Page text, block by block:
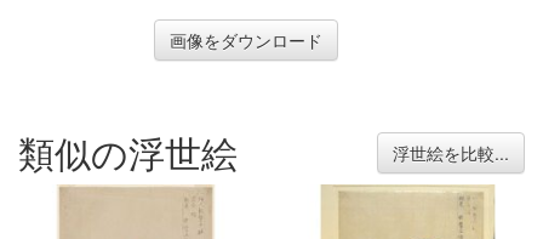
画像をダウンロード
類似の浮世絵 浮世絵を比較...